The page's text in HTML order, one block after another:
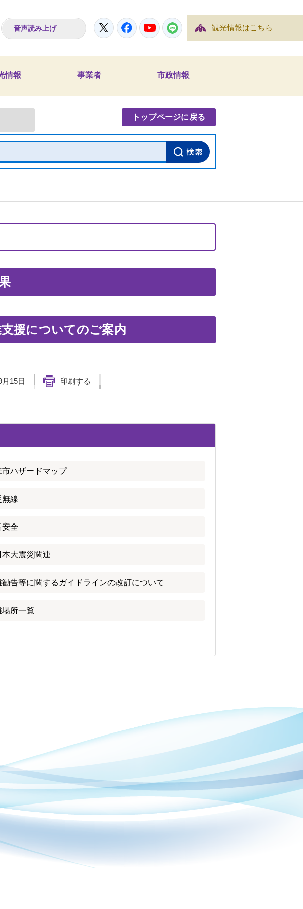
音声読み上げ TwitterFacebookYouTubeLINE 観光情報はこちら
情報 事業者 市政情報
トップページに戻る
援についてのご案内
15日 印刷する
市ハザードマップ
無線
安全
本大震災関連
勧告等に関するガイドラインの改訂について
場所一覧